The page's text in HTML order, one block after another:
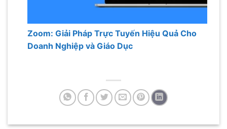
Zoom: Giải Pháp Trực Tuyến Hiệu Quả Cho
Doanh Nghiệp và Giáo Dục